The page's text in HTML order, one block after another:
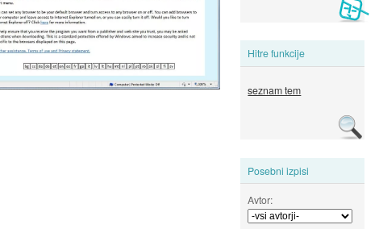
Hitre funkcije
seznam tem
Posebni izpisi
Avtor: